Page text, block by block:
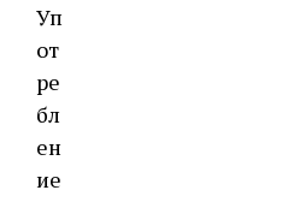
Уп
от
ре
бл
ен
ие